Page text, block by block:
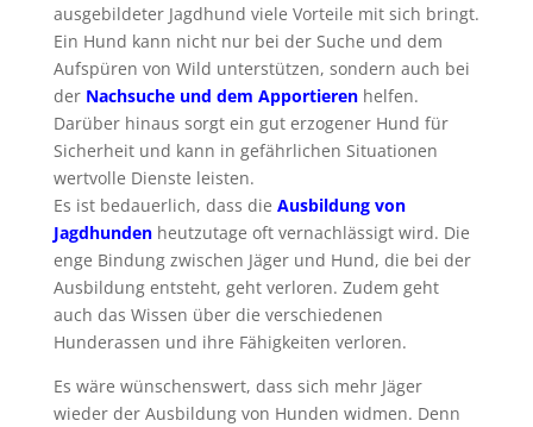
ausgebildeter Jagdhund viele Vorteile mit sich bringt.
Ein Hund kann nicht nur bei der Suche und dem
Aufspüren von Wild unterstützen, sondern auch bei
der Nachsuche und dem Apportieren helfen.
Darüber hinaus sorgt ein gut erzogener Hund für
Sicherheit und kann in gefährlichen Situationen
wertvolle Dienste leisten.
Es ist bedauerlich, dass die Ausbildung von
Jagdhunden heutzutage oft vernachlässigt wird. Die
enge Bindung zwischen Jäger und Hund, die bei der
Ausbildung entsteht, geht verloren. Zudem geht
auch das Wissen über die verschiedenen
Hunderassen und ihre Fähigkeiten verloren.
Es wäre wünschenswert, dass sich mehr Jäger
wieder der Ausbildung von Hunden widmen. Denn